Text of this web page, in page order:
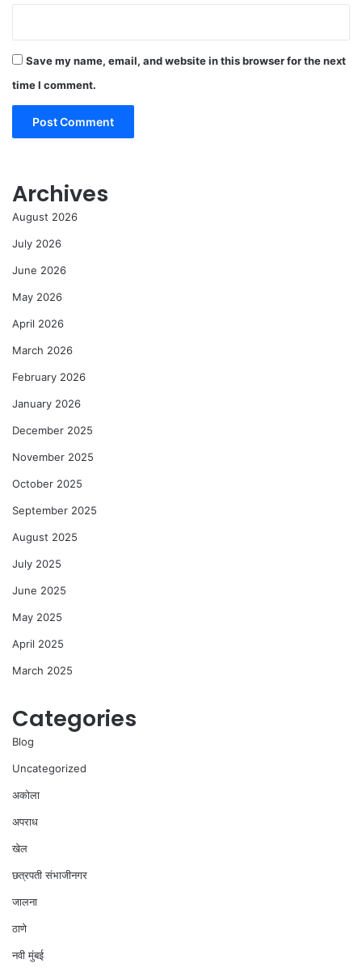
Save my name, email, and website in this browser for the next
time I comment.
Archives
August 2026
July 2026
June 2026
May 2026
April 2026
March 2026
February 2026
January 2026
December 2025
November 2025
October 2025
September 2025
August 2025
July 2025
June 2025
May 2025
April 2025
March 2025
Categories
Blog
Uncategorized
अकोला
अपराध
खेल
छत्रपती संभाजीनगर
जालना
ठाणे
नवी मुंबई